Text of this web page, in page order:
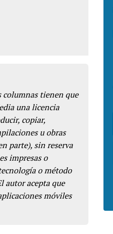
columnas tienen que
una licencia
copiar,
u obras
parte), sin reserva
impresas o
o método
autor acepta que
móviles